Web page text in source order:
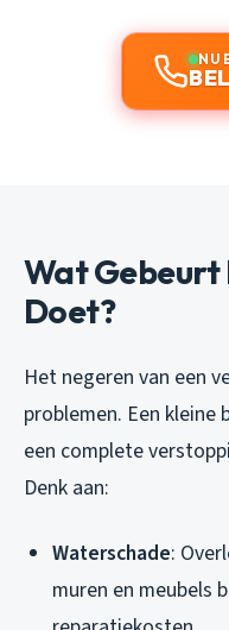
NU
Wat Gebeurt
Doet?
Het negeren van een
problemen. Een
een complete
Denk aan:
Waterschade:
muren en meubels